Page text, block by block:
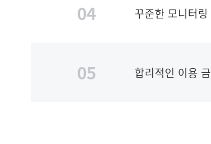
04 꾸준한 모니터
05 합리적인 이용